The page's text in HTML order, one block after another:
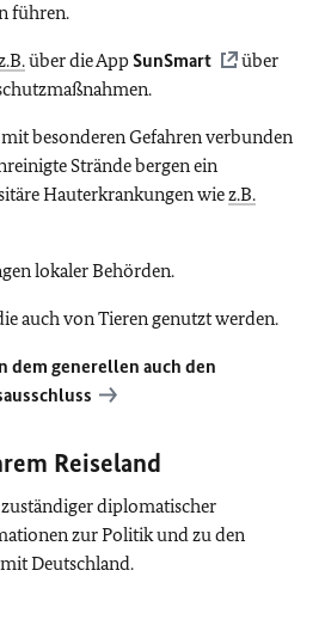
führen.
über die AppSunSmart
über
besonderen Gefahren verbunden
Strände bergen ein
Hauterkrankungen wiez.B.
lokaler Behörden.
auch von Tieren genutzt werden.
dem generellen auch den
Reiseland
diplomatischer
zur Politik und zu den
Deutschland.